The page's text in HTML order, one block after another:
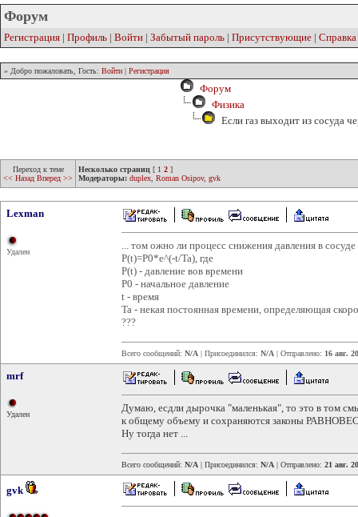
Форум
Регистрация | Профиль | Войти | Забытый пароль | Присутствующие | Справка
» Добро пожаловать, Гость: Войти | Регистрация
Форум
Физика
Если газ выходит из сосуда
Переход к теме
<< Назад Вперед >>
Несколько страниц [ 1 2 ]
Модераторы: duplex Roman Osipov, gvk
Lexman
Удален
... том ожно ли процесс снижения давления в
P(t)=P0*e^(-t/Ta), где
P(t) - давление вов времени
Р0 - начальное давление
t - время
Ta - некая постоянная времени, определяющая
???
Всего сообщений: N/A | Присоединился: N/A | Отправлено: 16 авг.
mrf
Удален
Думаю, есдли дырочка "маленькая", то это в том
к общему объему и сохраняются законы
Ну тогда нет ...
Всего сообщений: N/A | Присоединился: N/A | Отправлено: 21 авг.
gvk